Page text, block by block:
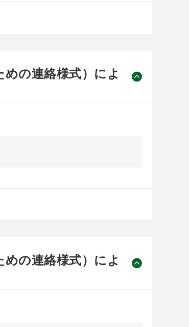
の連絡様式）によ
の連絡様式）によ